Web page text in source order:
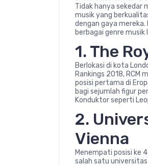
Tidak hanya sekedar
musik yang
dengan gaya
berbagai genre musik
1. The
Berlokasi di kota
Rankings 2018, RCM
posisi pertama di
bagi sejumlah figur
Konduktor seperti
2.
Vienna
Menempati posisi ke
salah satu